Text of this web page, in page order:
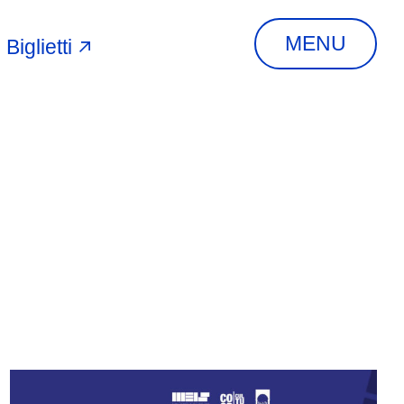
Biglietti MENU